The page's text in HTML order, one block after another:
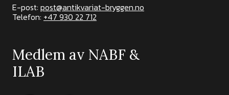
E-post: post@antikvariat-bryggen.no
Telefon: +47 930 22 712
Medlem av NABF &
ILAB